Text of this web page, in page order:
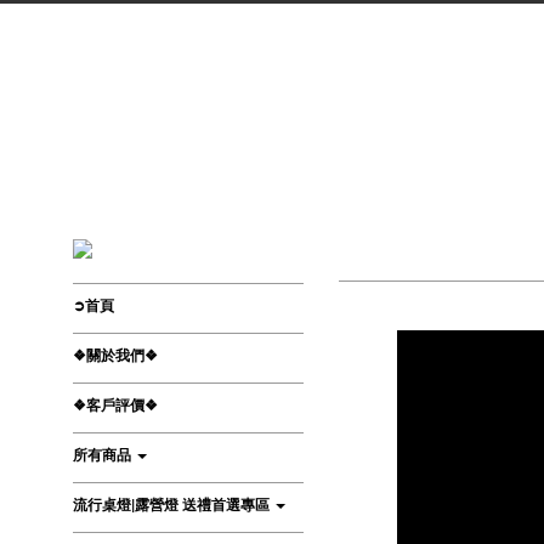
➲首頁
❖關於我們❖
❖客戶評價❖
所有商品
流行桌燈|露營燈 送禮首選專區